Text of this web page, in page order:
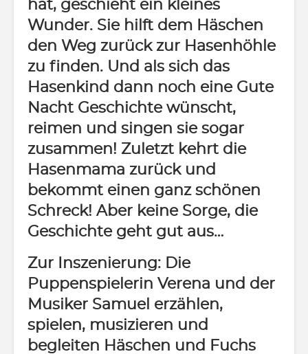
hat, geschieht ein kleines
Wunder. Sie hilft dem Häschen
den Weg zurück zur Hasenhöhle
zu finden. Und als sich das
Hasenkind dann noch eine Gute
Nacht Geschichte wünscht,
reimen und singen sie sogar
zusammen! Zuletzt kehrt die
Hasenmama zurück und
bekommt einen ganz schönen
Schreck! Aber keine Sorge, die
Geschichte geht gut aus…
Zur Inszenierung: Die
Puppenspielerin Verena und der
Musiker Samuel erzählen,
spielen, musizieren und
begleiten Häschen und Fuchs